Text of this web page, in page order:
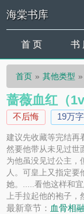
海棠书库
首 页 书
首页 其他类型
蔷薇血红（
不后悔 19万字
建议先收藏等完结再
然要他带从未见过世
为他虽没见过公主，
人。可皇上又指定
她。.....看他这样和
上手拉起他的袍子
裤子上好脏啊，有泥
最新章节： 血骨相